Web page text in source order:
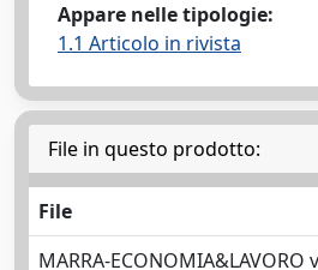
Appare nelle tipologie:
1.1 Articolo in rivista
File in questo prodotto:
File
MARRA-